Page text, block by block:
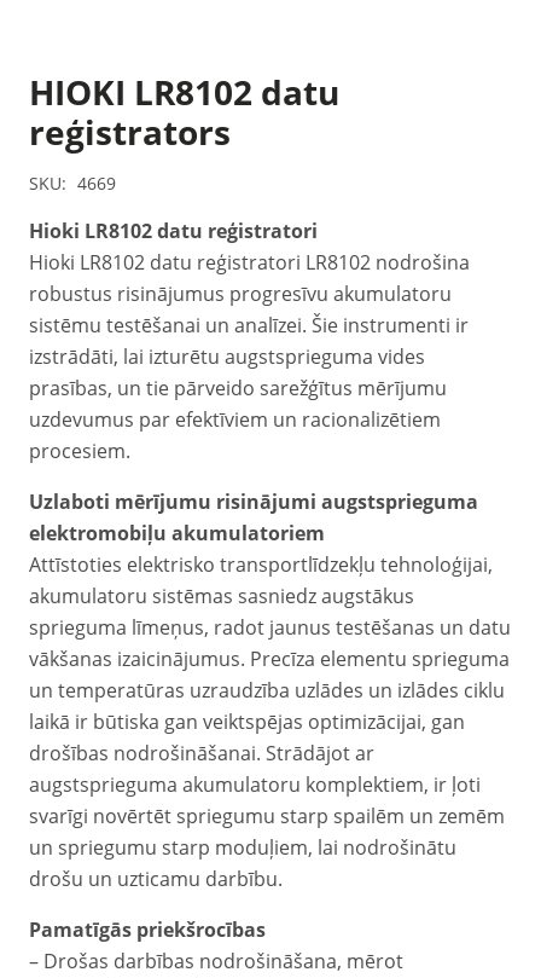
HIOKI LR8102 datu
reģistrators
SKU: 4669
Hioki LR8102 datu reģistratori
Hioki LR8102 datu reģistratori LR8102 nodrošina
robustus risinājumus progresīvu akumulatoru
sistēmu testēšanai un analīzei. Šie instrumenti ir
izstrādāti, lai izturētu augstsprieguma vides
prasības, un tie pārveido sarežģītus mērījumu
uzdevumus par efektīviem un racionalizētiem
procesiem.
Uzlaboti mērījumu risinājumi augstsprieguma
elektromobiļu akumulatoriem
Attīstoties elektrisko transportlīdzekļu tehnoloģijai,
akumulatoru sistēmas sasniedz augstākus
sprieguma līmeņus, radot jaunus testēšanas un datu
vākšanas izaicinājumus. Precīza elementu sprieguma
un temperatūras uzraudzība uzlādes un izlādes ciklu
laikā ir būtiska gan veiktspējas optimizācijai, gan
drošības nodrošināšanai. Strādājot ar
augstsprieguma akumulatoru komplektiem, ir ļoti
svarīgi novērtēt spriegumu starp spailēm un zemēm
un spriegumu starp moduļiem, lai nodrošinātu
drošu un uzticamu darbību.
Pamatīgās priekšrocības
– Drošas darbības nodrošināšana, mērot